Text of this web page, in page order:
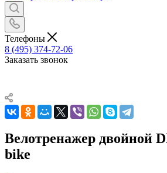
Телефоны
8 (495) 374-72-06
Заказать звонок
Велотренажер двойной
bike